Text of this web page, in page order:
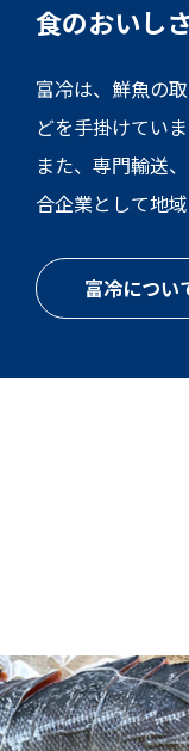
食のおいし
富冷は、鮮魚の
どを手掛けていま
また、専門輸送
合企業として地
富冷につい